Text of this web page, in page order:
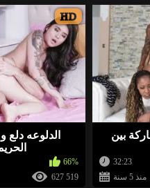
منذ 2 سنة
ينتظرن ممارسة الجنس. انظروا إليهم
منذ 2 سنة
ممارسة الجنس. انظروا إليهم
HD
الدلوعه
66%
627 519
بين
32:23
منذ 5 سنة